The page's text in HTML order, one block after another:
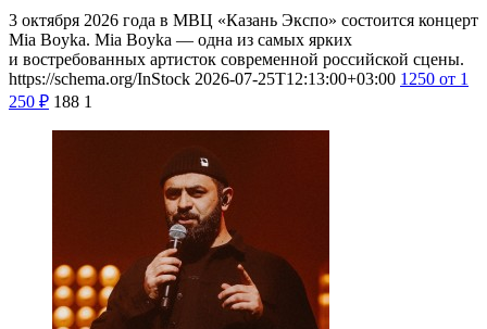
3 октября 2026 года в МВЦ «Казань Экспо» состоится концерт
Mia Boyka. Mia Boyka — одна из самых ярких
и востребованных артисток современной российской сцены.
https://schema.org/InStock 2026-07-25T12:13:00+03:00 1250 от 1
250 ₽ 188 1